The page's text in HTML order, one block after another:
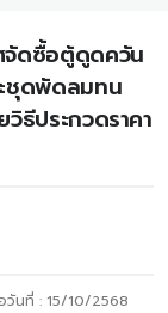
จัดซื้อตู้ดูดควัน
ะชุดพัดลมทน
ธีประกวดราคา
วันที่ : 15/10/2568